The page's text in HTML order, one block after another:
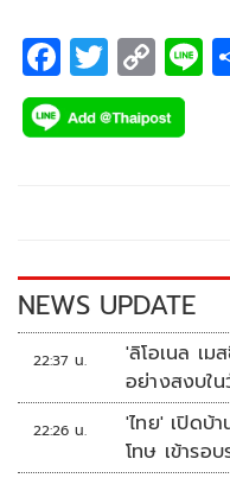
F
ac
e
k
T
wi
tt
C
o
p
k
NEWS UPDATE
22:37 น.
'ลิโอเนล เ
อย่างสงบใ
22:26 น.
'ไทย' เปิดบ้
โทษ เข้ารอ